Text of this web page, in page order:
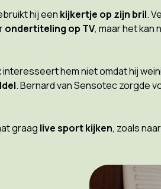
hij een kijkertje op zijn bril.
ondertiteling op TV, maar het kan
interesseert hem niet omdat hij
. Bernard van Sensotec zorgde
graag live sport kijken, zoals